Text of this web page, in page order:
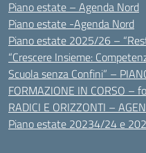
Piano estate – Agenda Nord
Piano estate -Agenda Nord
Piano estate 2025/26 –
“Crescere Insieme:
Scuola senza Confini” –
FORMAZIONE IN CORSO –
RADICI E ORIZZONTI –
Piano estate 20234/24 e